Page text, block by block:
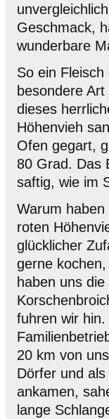
Geschmack,
wunderbare
So ein
besondere
dieses
Höhenvieh
Ofen gegart,
80 Grad. Das
saftig, wie im
Warum
roten
glücklicher
gerne
haben uns die
fuhren wir
20 km von
Dörfer und
ankamen,
lange